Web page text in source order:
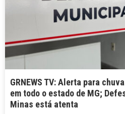
GRNEWS TV: Alerta para
em todo o estado de MG;
Minas está atenta